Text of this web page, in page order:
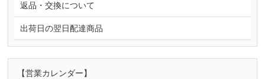
返品・交換について
出荷日の翌日配達商品
【営業カレンダー】